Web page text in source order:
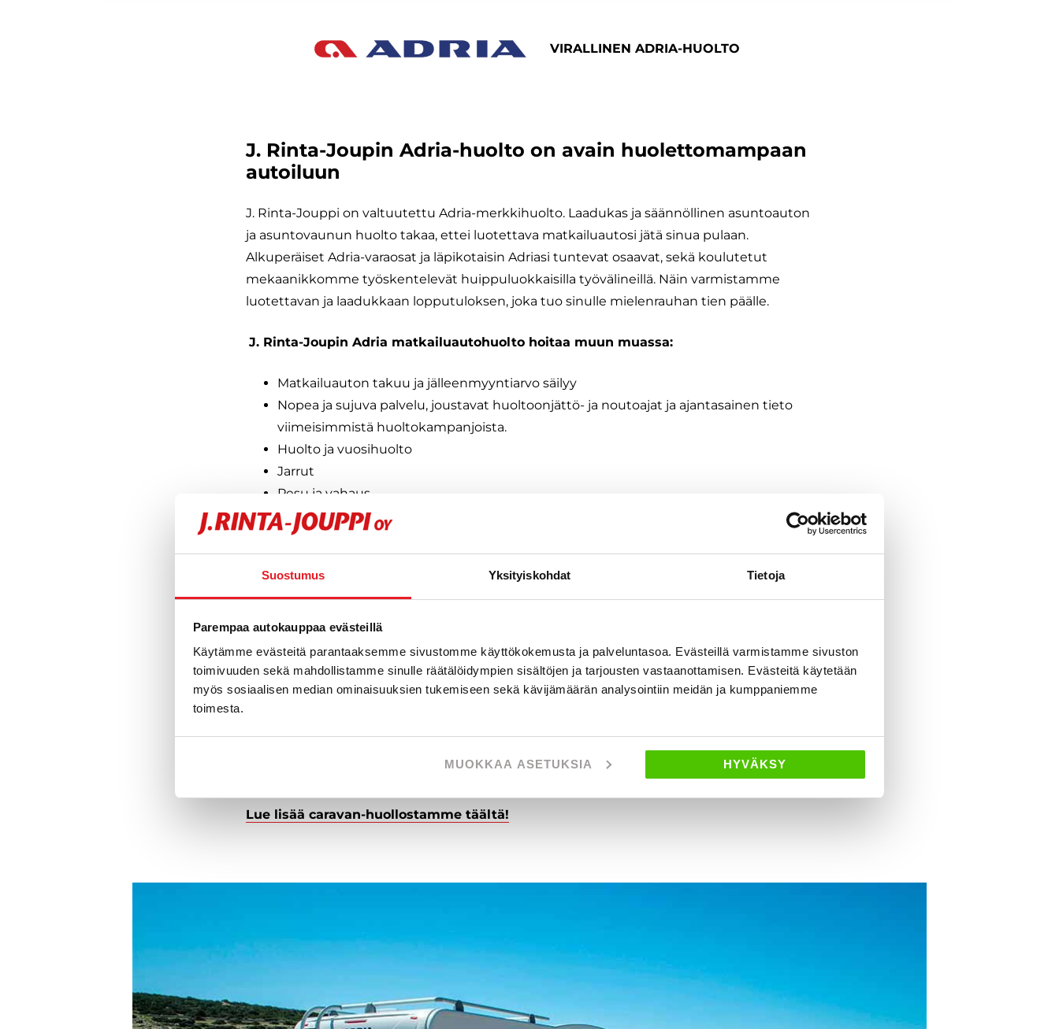
Suostumus Yksityiskohdat Tietoja
Parempaa autokauppaa evästeillä
Käytämme evästeitä parantaaksemme sivustomme käyttökokemusta ja palveluntasoa. Evästeillä varmistamme sivuston
toimivuuden sekä mahdollistamme sinulle räätälöidympien sisältöjen ja tarjousten vastaanottamisen. Evästeitä käytetään
myös sosiaalisen median ominaisuuksien tukemiseen sekä kävijämäärän analysointiin meidän ja kumppaniemme
toimesta.
MUOKKAA ASETUKSIA HYVÄKSY
VIRALLINEN ADRIA-HUOLTO
J. Rinta-Joupin Adria-huolto on avain huolettomampaan
autoiluun
J. Rinta-Jouppi on valtuutettu Adria-merkkihuolto. Laadukas ja säännöllinen asuntoauton
ja asuntovaunun huolto takaa, ettei luotettava matkailuautosi jätä sinua pulaan.
Alkuperäiset Adria-varaosat ja läpikotaisin Adriasi tuntevat osaavat, sekä koulutetut
mekaanikkomme työskentelevät huippuluokkaisilla työvälineillä. Näin varmistamme
luotettavan ja laadukkaan lopputuloksen, joka tuo sinulle mielenrauhan tien päälle.
J. Rinta-Joupin Adria matkailuautohuolto hoitaa muun muassa:
Matkailuauton takuu ja jälleenmyyntiarvo säilyy
Nopea ja sujuva palvelu, joustavat huoltoonjättö- ja noutoajat ja ajantasainen tieto
viimeisimmistä huoltokampanjoista.
Huolto ja vuosihuolto
Jarrut
Pesu ja vahaus
Öljynvaihto
Lisävarusteiden asennus
Sammuttimien tarkastus
Lisävarusteiden asennus
Alustan kuntohuolto
Valojen tarkastus
Kaasulaitetarkastus ja asennus
Kosteustarkastus
Vauriokorjaukset
Sähköjärjestelmän toimivuus
Lue lisää caravan-huollostamme täältä!